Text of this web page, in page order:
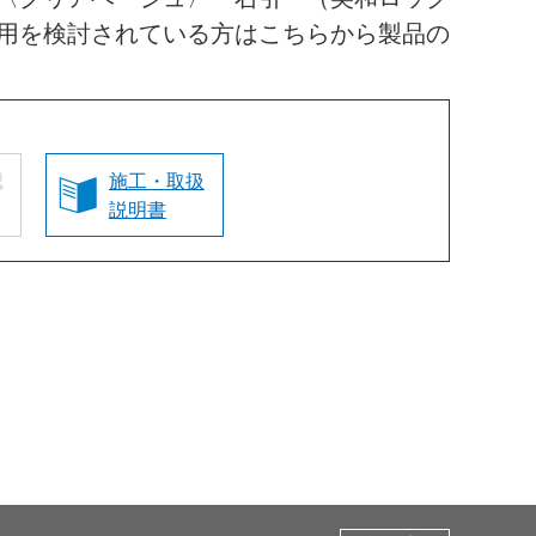
検討されている方はこちらから製品の
施工・取扱
説明書